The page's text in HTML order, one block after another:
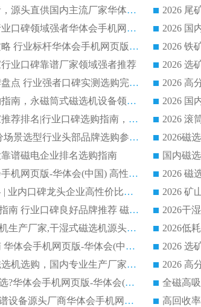
2026 尾矿磁选机行业口碑领域强者，源头直供国内主流厂家华体会手机网页版-华体会(中国) 一站式服务
2026尾矿磁选机靠谱厂家哪家好 行业口碑领域强者华体会手机网页版-华体会(中国) 推荐
2026 铁矿磁选机靠谱厂家选购全攻略 行业标杆华体会手机网页版-华体会(中国) 设备性价比出众
业口碑靠谱厂家领域强者推荐
2026 高性价比永磁筒式磁选机品牌盘点 行业强者口碑实测选购完整指南
2026 评价高的磁选机品牌推荐选购指南，永磁筒式磁选机设备领域强者全景行业口碑解析
2026 国内平板磁选机靠谱生产厂家推荐排名|行业口碑选购指南，领域强者按需选设备
2026 磁选机靠谱生产厂家全梳理 分场景选型行业头部品牌选购参考攻略
谱磁电企业排名选购指南
国内磁
2026 磁选机靠谱厂家排名｜华体会手机网页版-华体会(中国) 高性价比磁选机磁电品牌
2026 顺流河沙磁选机厂家挑选攻略 | 业内口碑龙头企业高性价比品牌推荐
2026平板磁选机靠谱生产厂家选购指南 行业口碑良好品牌推荐 磁电领域实力强者
2026高分选精度冶金行业专用磁选机生产厂家,干湿式磁选机源头供应商推荐
2026 选矿永磁筒式磁选机挑选指南 华体会手机网页版-华体会(中国) 推荐品牌行业口碑佳实力突出
2026 靠谱湿式矿山顺流永磁筒式磁选机选购，国内专业生产厂家华体会手机网页版-华体会(中国) 综合实力出众
大型筒式湿式磁选机生产厂家怎么选?华体会手机网页版-华体会(中国) 设备口碑广受行业认可
湿式提纯高效高梯度平板磁选机靠谱设备源头厂商华体会手机网页版-华体会(中国) 综合测评